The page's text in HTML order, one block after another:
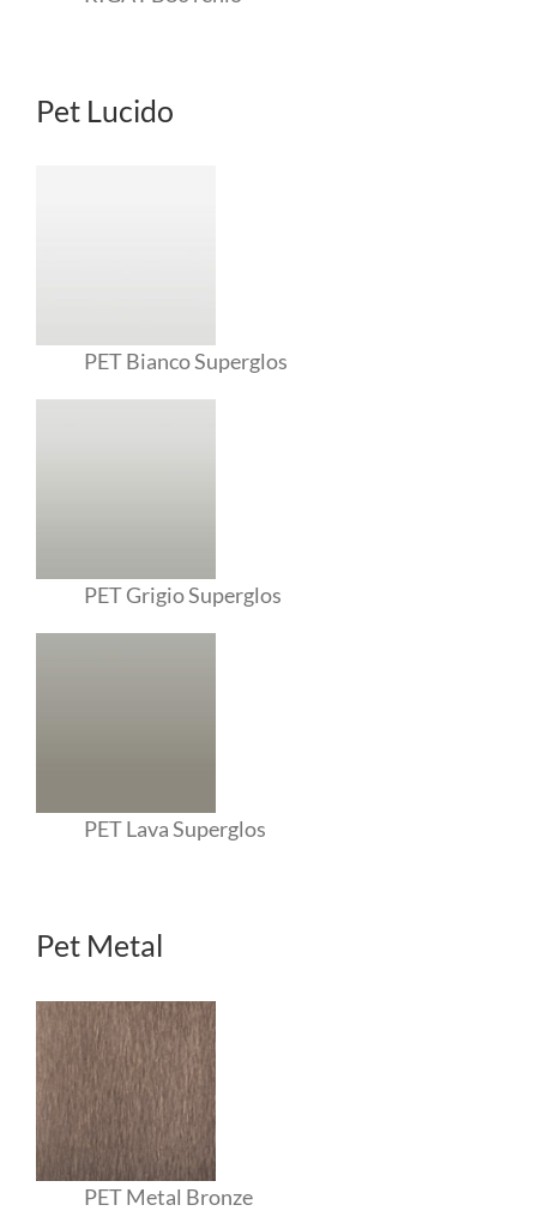
Pet Lucido
PET Bianco Superglos
PET Grigio Superglos
PET Lava Superglos
Pet Metal
PET Metal Bronze